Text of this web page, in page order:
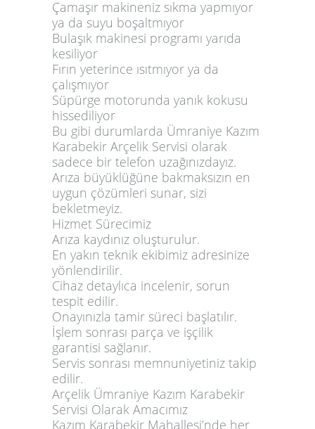
Çamaşır makineniz sıkma yapmıyor
ya da suyu boşaltmıyor
Bulaşık makinesi programı yarıda
kesiliyor
Fırın yeterince ısıtmıyor ya da
çalışmıyor
Süpürge motorunda yanık kokusu
hissediliyor
Bu gibi durumlarda Ümraniye Kazım
Karabekir Arçelik Servisi olarak
sadece bir telefon uzağınızdayız.
Arıza büyüklüğüne bakmaksızın en
uygun çözümleri sunar, sizi
bekletmeyiz.
Hizmet Sürecimiz
Arıza kaydınız oluşturulur.
En yakın teknik ekibimiz adresinize
yönlendirilir.
Cihaz detaylıca incelenir, sorun
tespit edilir.
Onayınızla tamir süreci başlatılır.
İşlem sonrası parça ve işçilik
garantisi sağlanır.
Servis sonrası memnuniyetiniz takip
edilir.
Arçelik Ümraniye Kazım Karabekir
Servisi Olarak Amacımız
Kazım Karabekir Mahallesi’nde her